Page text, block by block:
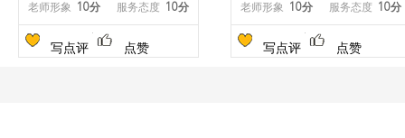
老师形象 10分 服务态度 10分
写点评 点赞
老师形象 10分 服务态度 10分
写点评 点赞